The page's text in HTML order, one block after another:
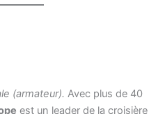
(armateur). Avec plus de 40
est un leader de la croisière